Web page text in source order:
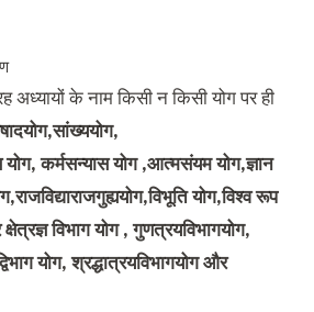
अध्यायों के नाम किसी न किसी योग पर ही
योग, कर्मसन्यास योग ,आत्मसंयम योग,ज्ञान
योग,विश्व रूप
विभाग योग , गुणत्रयविभागयोग,
योग, श्रद्धात्रयविभागयोग और